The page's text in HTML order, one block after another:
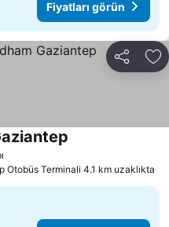
Fiyatları görün
Paylaş
Otobüs Terminali 4.1 km uzaklıkta